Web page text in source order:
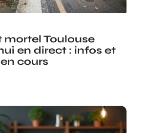
Toulouse
en direct : infos et
cours